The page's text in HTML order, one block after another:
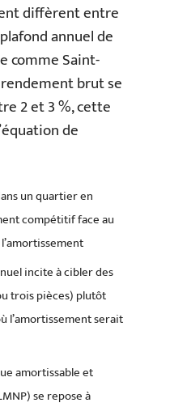
diffèrent entre
annuel de
comme Saint-
brut se
2 et 3 %, cette
de
un quartier en
compétitif face au
incite à cibler des
trois pièces) plutôt
l’amortissement serait
amortissable et
se repose à